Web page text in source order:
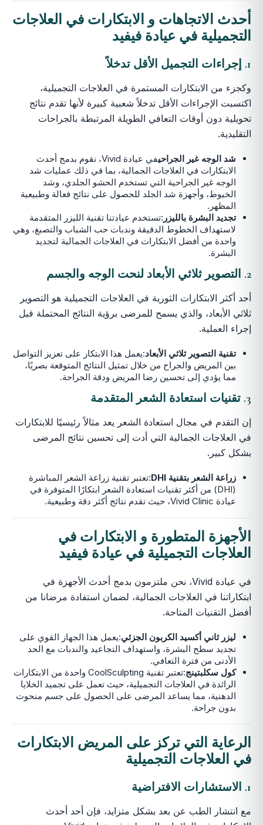
أحدث الاتجاهات و الابتكارات في العلاجات
التجميلية في عيادة فيفيد
1. إجراءات التجميل الأقل تدخلاً
وكجزء من الابتكارات المستمرة في العلاجات التجميلية،
اكتسبت الإجراءات الأقل تدخلاً شعبية كبيرة لأنها تقدم نتائج
تحويلية دون أوقات التعافي الطويلة المرتبطة بالجراحات
التقليدية.
شد الوجه غير الجراحي
في عيادة Vivid، نقوم بدمج أحدث
الابتكارات في العلاجات الجمالية، بما في ذلك عمليات شد
الوجه غير الجراحية التي تستخدم الحشو الجلدي، وشد
الخيوط، وأجهزة شد الجلد للحصول على نتائج فعالة وطبيعية
المظهر.
تجديد البشرة بالليزر :تستخدم عيادتنا تقنية الليزر المتقدمة
لاستهداف الخطوط الدقيقة وندبات حب الشباب والتصبغ، وهي
واحدة من أفضل الابتكارات في العلاجات الجمالية لتجديد
البشرة.
2. التصوير ثلاثي الأبعاد لنحت الوجه والجسم
أحد أكثر الابتكارات الثورية في العلاجات التجميلية هو التصوير
ثلاثي الأبعاد، والذي يسمح للمرضى برؤية النتائج المحتملة قبل
إجراء العملية.
تقنية التصوير ثلاثي الأبعاد:يعمل هذا الابتكار على تعزيز التواصل
بين المريض والجراح من خلال تمثيل النتائج المتوقعة بصريًا،
مما يؤدي إلى تحسين رضا المريض ودقة الجراحة.
3. تقنيات استعادة الشعر المتقدمة
إن التقدم في مجال استعادة الشعر يعد مثالاً رئيسيًا للابتكارات
في العلاجات الجمالية التي أدت إلى تحسين نتائج المرضى
بشكل كبير.
زراعة الشعر بتقنية DHI
:تعتبر تقنية زراعة الشعر المباشرة
(DHI) من أكثر تقنيات استعادة الشعر ابتكارًا المتوفرة في
عيادة Vivid Clinic، حيث تقدم نتائج أكثر دقة وطبيعية.
الأجهزة المتطورة و الابتكارات في
العلاجات التجميلية في عيادة فيفيد
في عيادة Vivid، نحن ملتزمون بدمج أحدث الأجهزة في
ابتكاراتنا في العلاجات الجمالية، لضمان استفادة مرضانا من
أفضل التقنيات المتاحة.
ليزر ثاني أكسيد الكربون الجزئي:يعمل هذا الجهاز القوي على
تجديد سطح البشرة، واستهداف التجاعيد والندبات مع الحد
الأدنى من فترة التعافي.
كول سكلبتينج
:تعتبر تقنية CoolSculpting واحدة من الابتكارات
الرائدة في العلاجات التجميلية، حيث تعمل على تجميد الخلايا
الدهنية، مما يساعد المرضى على الحصول على جسم منحوت
بدون جراحة.
الرعاية التي تركز على المريض الابتكارات
في العلاجات التجميلية
1. الاستشارات الافتراضية
مع انتشار الطب عن بعد بشكل متزايد، فإن أحد أحدث